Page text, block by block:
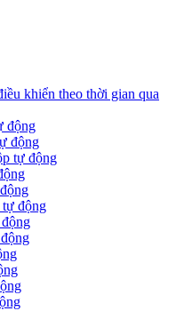
khiển theo thời gian qua
động
động
tự động
động